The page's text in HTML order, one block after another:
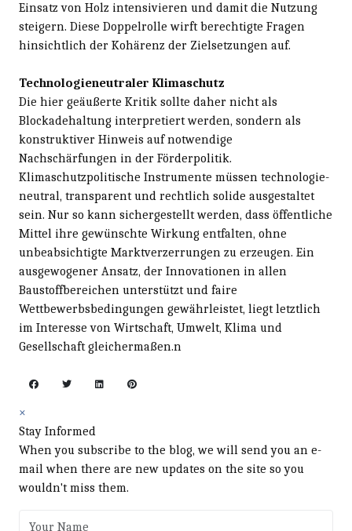
Einsatz von Holz intensivieren und damit die Nutzung
steigern. Diese Doppelrolle wirft berechtigte Fragen
hinsichtlich der Kohärenz der Zielsetzungen auf.
Technologieneutraler Klimaschutz
Die hier geäußerte Kritik sollte daher nicht als
Blockadehaltung interpretiert werden, sondern als
konstruktiver Hinweis auf notwendige
Nachschärfungen in der Förderpolitik.
Klimaschutzpolitische Instrumente müssen technologie­
neutral, transparent und rechtlich solide ausgestaltet
sein. Nur so kann sichergestellt werden, dass öffentliche
Mittel ihre gewünschte Wirkung entfalten, ohne
unbeabsichtigte Marktverzerrungen zu erzeugen. Ein
ausgewogener Ansatz, der Innovationen in allen
Baustoffbereichen unterstützt und faire
Wettbewerbsbedingungen gewährleistet, liegt letztlich
im Interesse von Wirtschaft, Umwelt, Klima und
Gesellschaft gleichermaßen.n
×
Stay Informed
When you subscribe to the blog, we will send you an e-
mail when there are new updates on the site so you
wouldn't miss them.